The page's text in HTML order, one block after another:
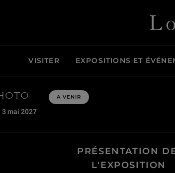
VISITER EXPOSITIONS ET
3 mai 2027
A VENIR
PRÉSENTATION
L'EXPOSITION